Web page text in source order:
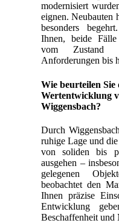
modernisiert
eignen. Neubauten
besonders
Ihnen, beide Fälle
vom Zustand
Anforderungen bis
Wie beurteilen Sie
Wertentwicklung
Wiggensbach?
Durch
ruhige Lage und
von soliden bis
ausgehen –
gelegenen
beobachtet den
Ihnen präzise
Entwicklung
Beschaffenheit und